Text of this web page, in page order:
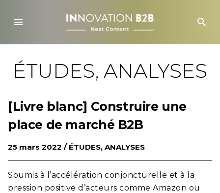
content
menu search
ÉTUDES, ANALYSES
[Livre blanc] Construire une
place de marché B2B
25 mars 2022 / ÉTUDES, ANALYSES
Soumis à l’accélération conjoncturelle et à la
pression positive d’acteurs comme Amazon ou